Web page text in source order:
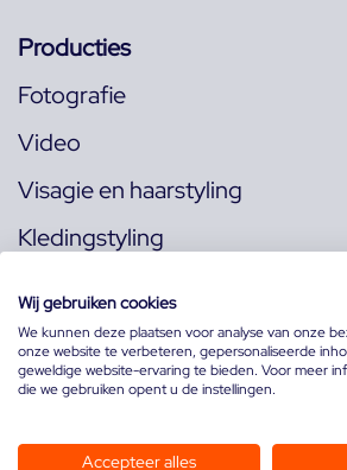
Producties
Fotografie
Video
Visagie en haarstyling
Kledingstyling
Volg ons op:
Wij gebruiken cookies
We kunnen deze plaatsen voor analyse van onze
onze website te verbeteren, gepersonaliseerde
geweldige website-ervaring te bieden. Voor meer
die we gebruiken opent u de instellingen.
Accepteer alles